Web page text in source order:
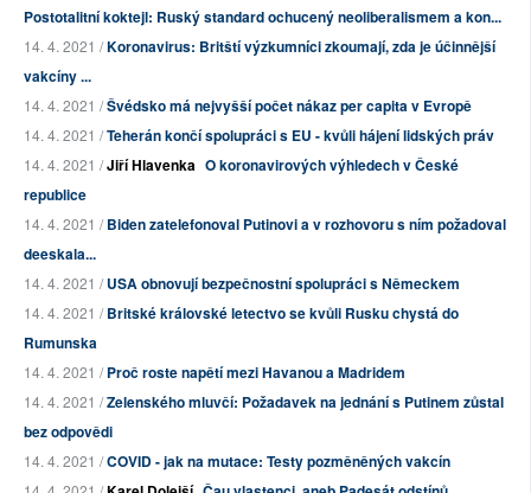
Postotalitní koktejl: Ruský standard ochucený neoliberalismem a kon...
14. 4. 2021 /Koronavirus: Britští výzkumníci zkoumají, zda je účinnější
vakcíny ...
14. 4. 2021 /Švédsko má nejvyšší počet nákaz per capita v Evropě
14. 4. 2021 /Teherán končí spolupráci s EU - kvůli hájení lidských práv
14. 4. 2021 /Jiří Hlavenka O koronavirových výhledech v České
republice
14. 4. 2021 /Biden zatelefonoval Putinovi a v rozhovoru s ním požadoval
deeskala...
14. 4. 2021 /USA obnovují bezpečnostní spolupráci s Německem
14. 4. 2021 /Britské královské letectvo se kvůli Rusku chystá do
Rumunska
14. 4. 2021 /Proč roste napětí mezi Havanou a Madridem
14. 4. 2021 /Zelenského mluvčí: Požadavek na jednání s Putinem zůstal
bez odpovědi
14. 4. 2021 /COVID - jak na mutace: Testy pozměněných vakcín